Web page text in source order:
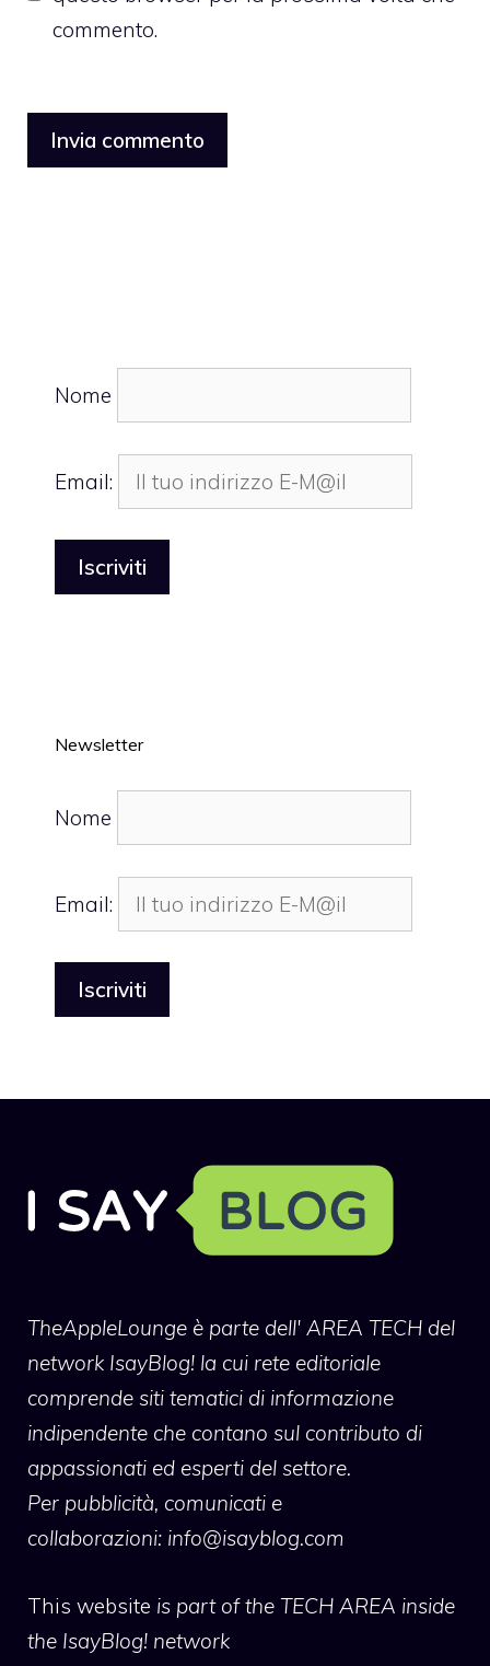
commento.
Nome
Email:
Newsletter
Nome
Email:
TheAppleLounge è parte dell' AREA TECH del
network IsayBlog! la cui rete editoriale
comprende siti tematici di informazione
indipendente che contano sul contributo di
appassionati ed esperti del settore.
Per pubblicità, comunicati e
collaborazioni: info@isayblog.com
This website is part of the TECH AREA inside
the IsayBlog! network